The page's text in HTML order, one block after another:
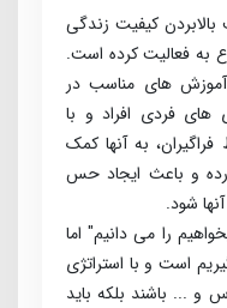
کیفیت زندگی
فعالیت کرده است.
آموزش­ های مناسب در
فردی افراد و با
به آنها کمک
و باعث ایجاد حس
شود.
را می­ دانیم" اما
است و با استراتژی
و ... باشند بلکه باید